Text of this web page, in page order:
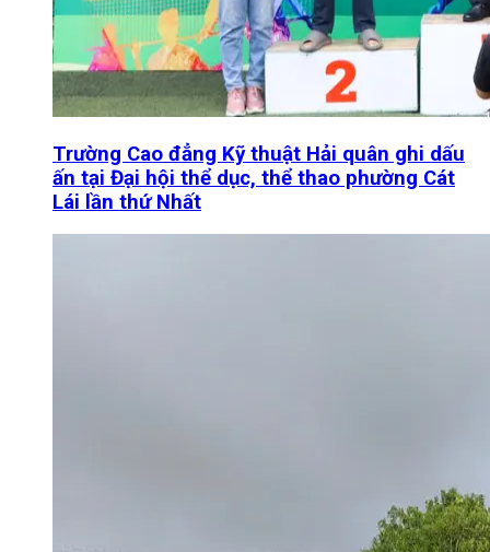
Trường Cao đẳng Kỹ thuật Hải quân ghi dấu
ấn tại Đại hội thể dục, thể thao phường Cát
Lái lần thứ Nhất